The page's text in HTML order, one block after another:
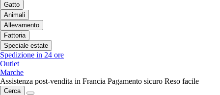
Gatto
Animali
Allevamento
Fattoria
Speciale estate
Spedizione in 24 ore
Outlet
Marche
Assistenza post-vendita in Francia Pagamento sicuro Reso facile
Cerca